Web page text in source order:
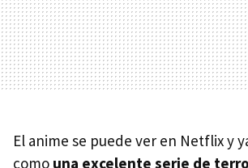
El anime se puede ver en Netflix y
como una excelente serie de